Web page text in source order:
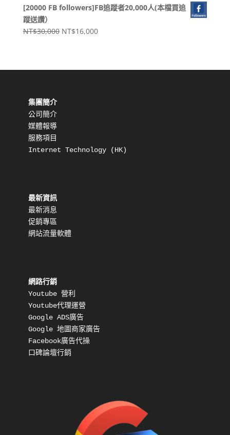
價
NT$8,000。
價
NT$2,000。
[20000 FB followers]FB追蹤者20,000人(本檔買追
蹤送讚）
NT$30,000 原
NT$16,000目
集團簡介
公司簡介
媒體報導
服務項目
Internet Technology (HK)
最新資訊
最新消息
促銷專區
網站流量軟體
網路行銷
Youtube 營利
Youtube代理運營
Google ADS廣告
Google 地圖商家廣告
Facebook廣告代操
口碑論壇行銷